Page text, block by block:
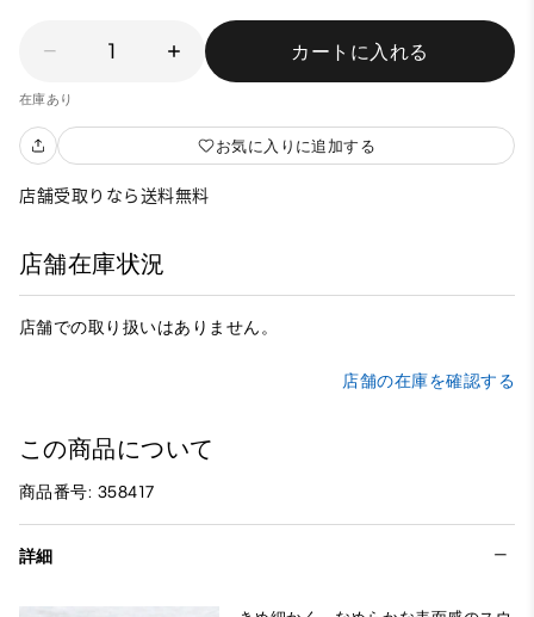
1 カートに入れる
在庫あり
お気に入りに追加する
店舗受取りなら送料無料
店舗在庫状況
店舗での取り扱いはありません。
店舗の在庫を確認する
この商品について
商品番号: 358417
詳細